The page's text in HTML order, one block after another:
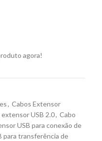
agora!
, Cabos Extensor
extensor USB 2.0, Cabo
USB para conexão de
para transferência de